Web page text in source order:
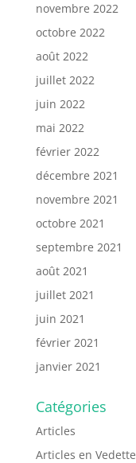
novembre 2022
octobre 2022
août 2022
juillet 2022
juin 2022
mai 2022
février 2022
décembre 2021
novembre 2021
octobre 2021
septembre 2021
août 2021
juillet 2021
juin 2021
février 2021
janvier 2021
Catégories
Articles
Articles en Vedette